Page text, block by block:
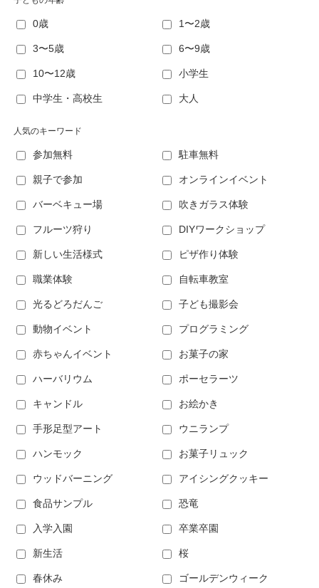
0歳 1〜2歳
3〜5歳 6〜9歳
10〜12歳 小学生
中学生・高校生 大人
人気のキーワード
参加無料 駐車無料
親子で参加 オンラインイベント
バーベキュー場 吹きガラス体験
フルーツ狩り DIYワークショップ
新しい生活様式 ピザ作り体験
職業体験 自転車教室
光るどろだんご 子ども撮影会
動物イベント プログラミング
赤ちゃんイベント お菓子の家
ハーバリウム ポーセラーツ
キャンドル お絵かき
手形足型アート ウニランプ
ハンモック お菓子リュック
ウッドバーニング アイシングクッキー
食品サンプル 恐竜
入学入園 卒業卒園
新生活 桜
春休み ゴールデンウィーク